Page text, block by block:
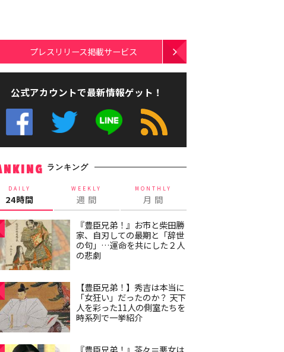
プレスリリース掲載サービス
公式アカウントで最新情報ゲット！
ランキング
DAILY
24時間
WEEKLY
週 間
MONTHLY
月 間
『豊臣兄弟！』お市と柴田勝
家、自刃しての最期と「辞世
の句」…運命を共にした２人
の悲劇
【豊臣兄弟！】秀吉は本当に
「女狂い」だったのか？ 天下
人を彩った11人の側室たちを
時系列で一挙紹介
『豊臣兄弟！』茶々＝悪女は